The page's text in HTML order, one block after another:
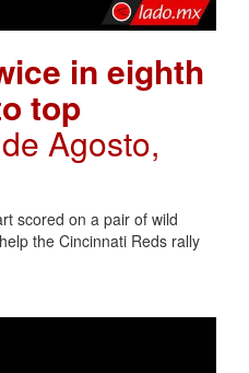
in eighth
top
Agosto,
scored on a pair of wild
the Cincinnati Reds rally